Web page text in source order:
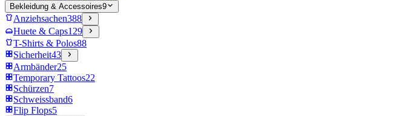
Bekleidung & Accessoires9
Anziehsachen388
Huete & Caps129
T-Shirts & Polos88
Sicherheit43
Armbänder25
Temporary Tattoos22
Schürzen7
Schweissband6
Flip Flops5